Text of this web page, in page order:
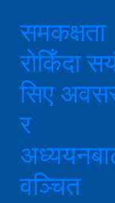
समकक्षता
रोकिँदा
सिए
र
वञ्चित